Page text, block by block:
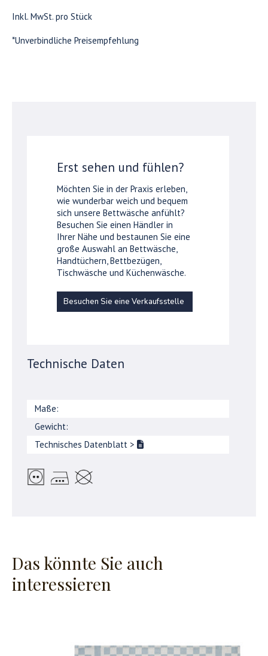
Inkl. MwSt. pro Stück
*Unverbindliche Preisempfehlung
Erst sehen und fühlen?
Möchten Sie in der Praxis erleben,
wie wunderbar weich und bequem
sich unsere Bettwäsche anfühlt?
Besuchen Sie einen Händler in
Ihrer Nähe und bestaunen Sie eine
große Auswahl an Bettwäsche,
Handtüchern, Bettbezügen,
Tischwäsche und Küchenwäsche.
Besuchen Sie eine Verkaufsstelle
Technische Daten
Maße:
Gewicht:
Technisches Datenblatt >
Das könnte Sie auch
interessieren